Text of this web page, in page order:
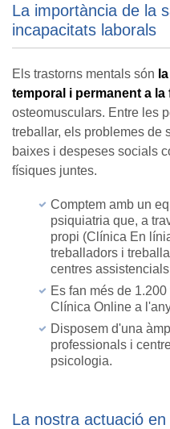
La importància de la
incapacitats laborals
Els trastorns mentals són
temporal i permanent a la
osteomusculars. Entre les
treballar, els problemes de
baixes i despeses socials
físiques juntes.
Comptem amb un
psiquiatria que, a
propi (Clínica En
treballadors i
centres
Es fan més de
Clínica Online a
Disposem d'una
professionals i
psicologia.
La nostra actuació en